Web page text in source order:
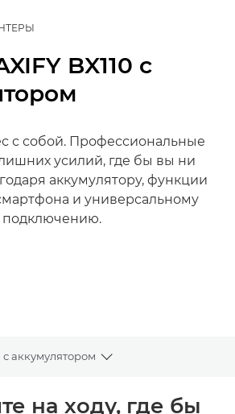
BX110 с
с собой. Профессиональные
усилий, где бы вы ни
аккумулятору, функции
и универсальному
подключению.
с аккумулятором
Toggle breadcrumbs
на ходу, где бы